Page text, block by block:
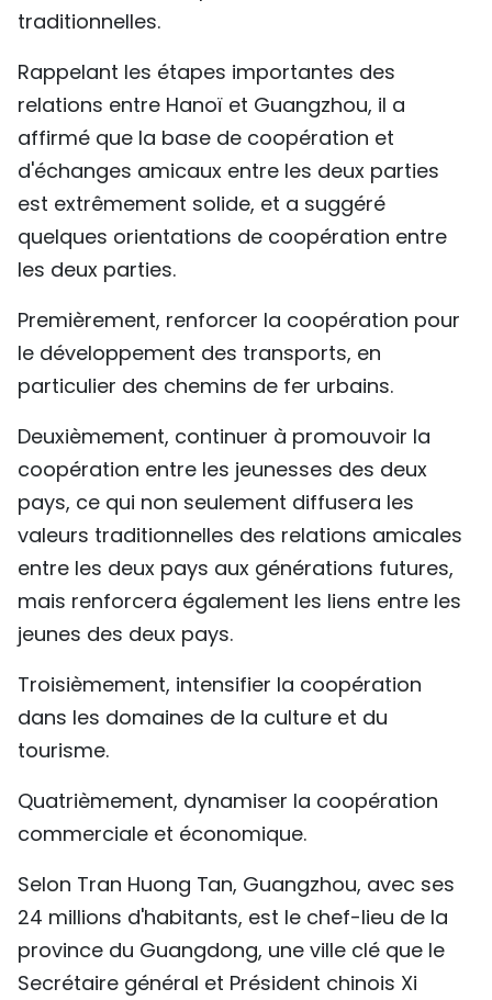
traditionnelles.
Rappelant les étapes importantes des
relations entre Hanoï et Guangzhou, il a
affirmé que la base de coopération et
d'échanges amicaux entre les deux parties
est extrêmement solide, et a suggéré
quelques orientations de coopération entre
les deux parties.
Premièrement, renforcer la coopération pour
le développement des transports, en
particulier des chemins de fer urbains.
Deuxièmement, continuer à promouvoir la
coopération entre les jeunesses des deux
pays, ce qui non seulement diffusera les
valeurs traditionnelles des relations amicales
entre les deux pays aux générations futures,
mais renforcera également les liens entre les
jeunes des deux pays.
Troisièmement, intensifier la coopération
dans les domaines de la culture et du
tourisme.
Quatrièmement, dynamiser la coopération
commerciale et économique.
Selon Tran Huong Tan, Guangzhou, avec ses
24 millions d'habitants, est le chef-lieu de la
province du Guangdong, une ville clé que le
Secrétaire général et Président chinois Xi